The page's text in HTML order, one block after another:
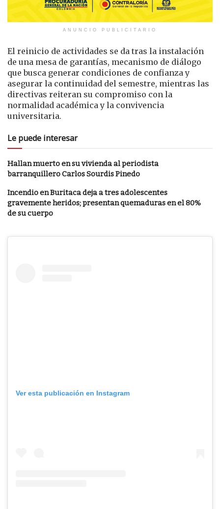
ANUNCIO PUBLICITARIO
El reinicio de actividades se da tras la instalación
de una mesa de garantías, mecanismo de diálogo
que busca generar condiciones de confianza y
asegurar la continuidad del semestre, mientras las
directivas reiteran su compromiso con la
normalidad académica y la convivencia
universitaria.
Le puede interesar
Hallan muerto en su vivienda al periodista
barranquillero Carlos Sourdis Pinedo
Incendio en Buritaca deja a tres adolescentes
gravemente heridos; presentan quemaduras en el 80%
de su cuerpo
Ver esta publicación en Instagram